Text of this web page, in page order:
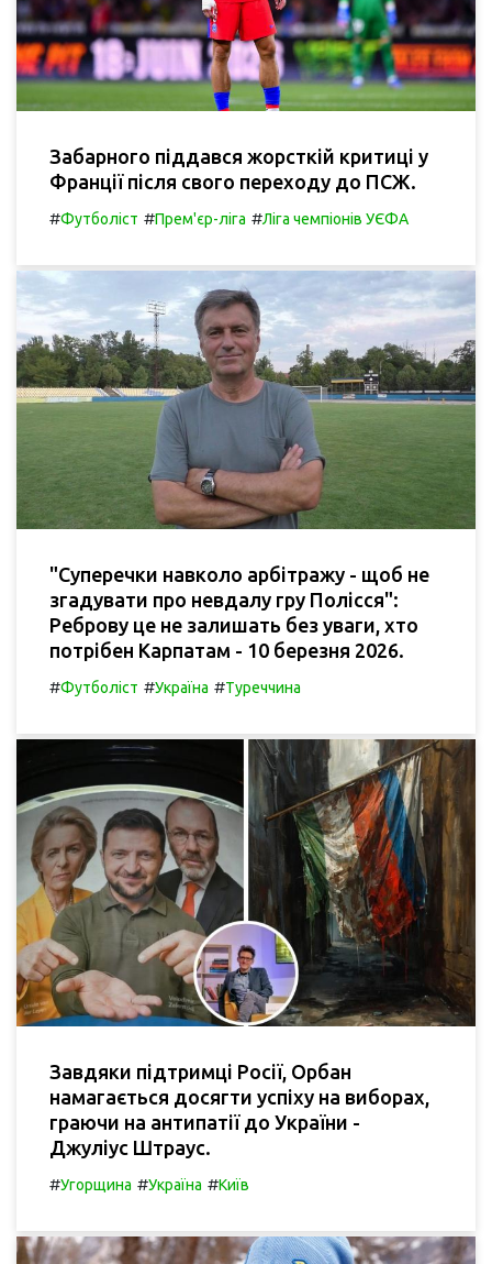
Забарного піддався жорсткій критиці у
Франції після свого переходу до ПСЖ.
#Футболіст #Прем'єр-ліга #Ліга чемпіонів УЄФА
"Суперечки навколо арбітражу - щоб не
згадувати про невдалу гру Полісся":
Реброву це не залишать без уваги, хто
потрібен Карпатам - 10 березня 2026.
#Футболіст #Україна #Туреччина
Завдяки підтримці Росії, Орбан
намагається досягти успіху на виборах,
граючи на антипатії до України -
Джуліус Штраус.
#Угорщина #Україна #Київ